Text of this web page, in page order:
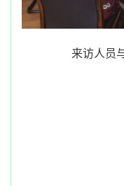
来访人员